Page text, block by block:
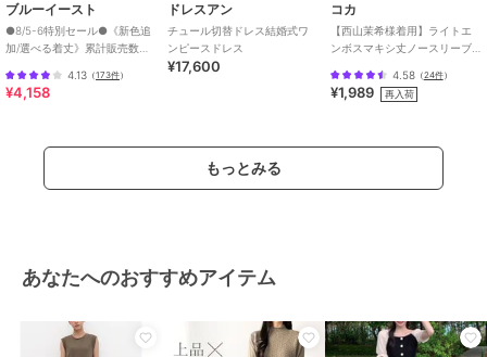
ブルーイースト
●8/5-6特別セール●《新色追
加/選べる着丈》累計販売数
ンピース
4.13 （173件）
¥4,158
ドレスアン
チュール切替ドレス結婚式ワ
ンピースドレス
¥17,600
コカ
【西山茉希様着用】ライトエ
ンボスマキシ丈ノースリーブ
にくい・速乾
4.58（24件）
¥1,989 再入荷
もっとみる
あなたへのおすすめアイテム